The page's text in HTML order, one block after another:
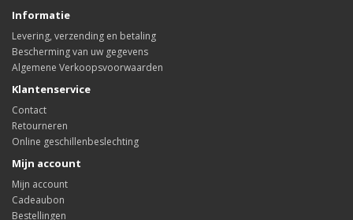
Informatie
Levering, verzending en betaling
Bescherming van uw gegevens
Algemene Verkoopsvoorwaarden
Klantenservice
Contact
Retourneren
Online geschillenbeslechting
Mijn account
Mijn account
Cadeaubon
Bestellingen